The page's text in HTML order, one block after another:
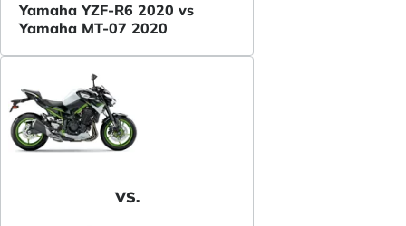
Yamaha YZF-R6 2020 vs
Yamaha MT-07 2020
VS.